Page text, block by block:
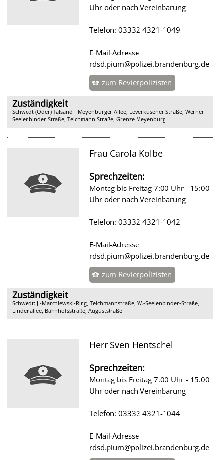
Uhr oder nach Vereinbarung
Telefon: 03332 4321-1049
E-Mail-Adresse
rdsd.pium@polizei.brandenburg.de
zum Revierpolizisten
Zuständigkeit
Schwedt (Oder) Talsand - Meyenburger Allee, Leverkusener Straße, Werner-
Seelenbinder Straße, Teichmann Straße, Grenze Meyenburg
Frau Carola Kolbe
Sprechzeiten:
Montag bis Freitag 7:00 Uhr - 15:00
Uhr oder nach Vereinbarung
Telefon: 03332 4321-1042
E-Mail-Adresse
rdsd.pium@polizei.brandenburg.de
zum Revierpolizisten
Zuständigkeit
Schwedt: J.-Marchlewski-Ring, Teichmannstraße, W.-Seelenbinder-Straße,
Lindenallee, Bahnhofsstraße, Auguststraße
Herr Sven Hentschel
Sprechzeiten:
Montag bis Freitag 7:00 Uhr - 15:00
Uhr oder nach Vereinbarung
Telefon: 03332 4321-1044
E-Mail-Adresse
rdsd.pium@polizei.brandenburg.de